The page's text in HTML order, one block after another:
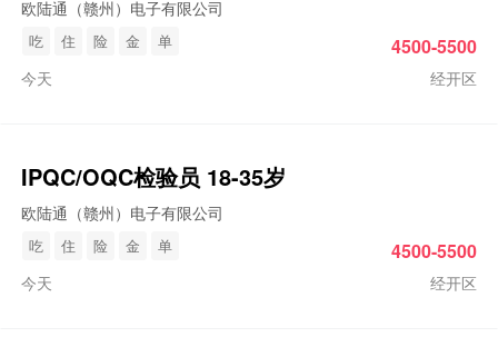
欧陆通（赣州）电子有限公司
吃 住 险 金 单
今天 经开区
4500-5500
IPQC/OQC检验员 18-35岁
欧陆通（赣州）电子有限公司
吃 住 险 金 单
今天 经开区
4500-5500